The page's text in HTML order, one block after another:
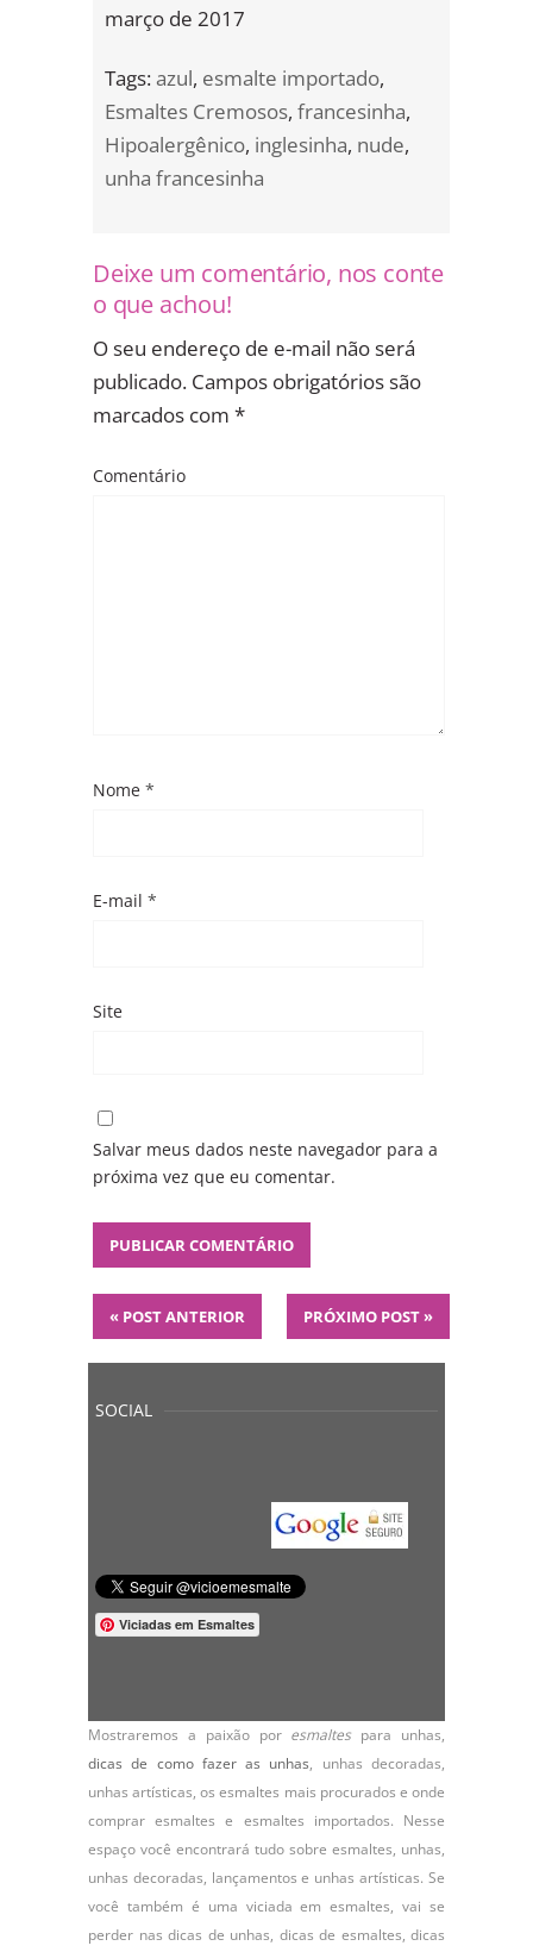
março de 2017
Tags:azul, esmalte importado,
Esmaltes Cremosos, francesinha,
Hipoalergênico, inglesinha, nude,
unha francesinha
Deixe um comentário, nos conte
o que achou!
O seu endereço de e-mail não será
publicado. Campos obrigatórios são
marcados com *
Comentário
Nome *
E-mail *
Site
Salvar meus dados neste navegador para a
próxima vez que eu comentar.
« POST ANTERIOR PRÓXIMO POST»
SOCIAL
Viciadas em Esmaltes
Mostraremos a paixão por esmaltes para unhas,
dicas de como fazer as unhas, unhas decoradas,
unhas artísticas, osesmaltes mais procurados e onde
comprar esmaltes e esmaltes importados. Nesse
espaço você encontrará tudo sobre esmaltes, unhas,
unhas decoradas, lançamentos e unhas artísticas. Se
você também é uma viciada em esmaltes, vai se
perder nas dicas de unhas, dicas de esmaltes, dicas